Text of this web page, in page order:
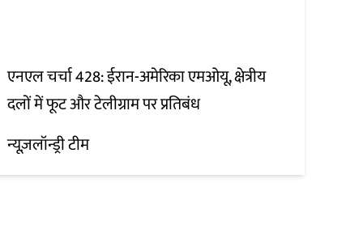
एनएल चर्चा 428: ईरान-अमेरिका एमओयू, क्षेत्रीय
दलों में फूट और टेलीग्राम पर प्रतिबंध
न्यूज़लॉन्ड्री टीम